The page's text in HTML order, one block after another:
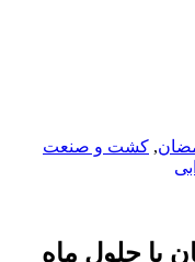
, کشت و صنعت
با حلول ماه